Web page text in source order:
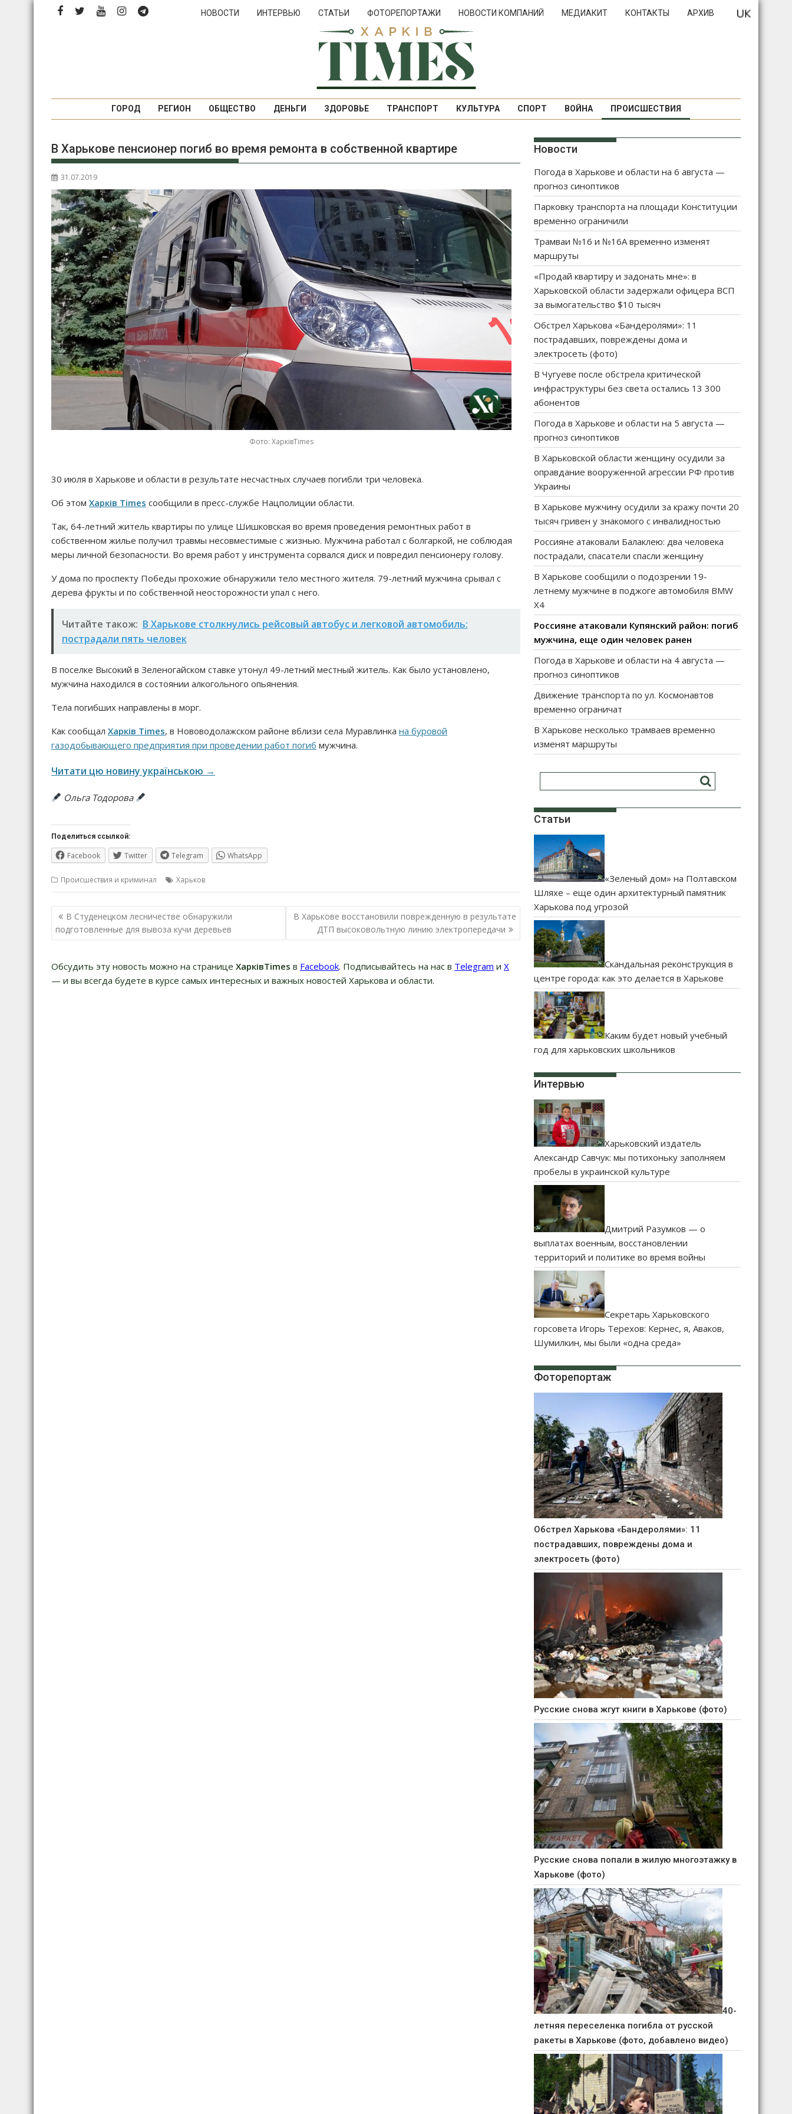
Перейти
НОВОСТИ ИНТЕРВЬЮ СТАТЬИ ФОТОРЕПОРТАЖИ НОВОСТИ КОМПАНИЙ МЕДИАКИТ КОНТАКТЫ АРХИВ
ГОРОД РЕГИОН ОБЩЕСТВО ДЕНЬГИ ЗДОРОВЬЕ ТРАНСПОРТ КУЛЬТУРА СПОРТ ВОЙНА ПРОИСШЕСТВИЯ
В Харькове пенсионер погиб во время ремонта в собственной квартире
31.07.2019
Фото: ХарківTimes
30 июля в Харькове и области в результате несчастных случаев погибли три человека.
Об этом Харків Times сообщили в пресс-службе Нацполиции области.
Так, 64-летний житель квартиры по улице Шишковская во время проведения ремонтных работ в
собственном жилье получил травмы несовместимые с жизнью. Мужчина работал с болгаркой, не соблюдая
меры личной безопасности. Во время работ у инструмента сорвался диск и повредил пенсионеру голову.
У дома по проспекту Победы прохожие обнаружили тело местного жителя. 79-летний мужчина срывал с
дерева фрукты и по собственной неосторожности упал с него.
Читайте також: В Харькове столкнулись рейсовый автобус и легковой автомобиль:
пострадали пять человек
В поселке Высокий в Зеленогайском ставке утонул 49-летний местный житель. Как было установлено,
мужчина находился в состоянии алкогольного опьянения.
Тела погибших направлены в морг.
Как сообщал Харків Times, в Нововодолажском районе вблизи села Муравлинка на буровой
газодобывающего предприятия при проведении работ погиб мужчина.
Читати цю новину українською →
Ольга Тодорова
Поделиться ссылкой:
Facebook Twitter Telegram WhatsApp
Происшествия и криминал Харьков
Навигация
по
записям
В Студенецком лесничестве обнаружили
подготовленные для вывоза кучи деревьев
В Харькове восстановили поврежденную в результате
ДТП высоковольтную линию электропередачи
Обсудить эту новость можно на странице ХарківTimes в Facebook. Подписывайтесь на нас в Telegram и Х
— и вы всегда будете в курсе самых интересных и важных новостей Харькова и области.
Новости
Погода в Харькове и области на 6 августа —
прогноз синоптиков
Парковку транспорта на площади Конституции
временно ограничили
Трамваи №16 и №16А временно изменят
маршруты
«Продай квартиру и задонать мне»: в
Харьковской области задержали офицера ВСП
за вымогательство $10 тысяч
Обстрел Харькова «Бандеролями»: 11
пострадавших, повреждены дома и
электросеть (фото)
В Чугуеве после обстрела критической
инфраструктуры без света остались 13 300
абонентов
Погода в Харькове и области на 5 августа —
прогноз синоптиков
В Харьковской области женщину осудили за
оправдание вооруженной агрессии РФ против
Украины
В Харькове мужчину осудили за кражу почти 20
тысяч гривен у знакомого с инвалидностью
Россияне атаковали Балаклею: два человека
пострадали, спасатели спасли женщину
В Харькове сообщили о подозрении 19-
летнему мужчине в поджоге автомобиля BMW
X4
Россияне атаковали Купянский район: погиб
мужчина, еще один человек ранен
Погода в Харькове и области на 4 августа —
прогноз синоптиков
Движение транспорта по ул. Космонавтов
временно ограничат
В Харькове несколько трамваев временно
изменят маршруты
Статьи
«Зеленый дом» на Полтавском
Шляхе – еще один архитектурный памятник
Харькова под угрозой
Скандальная реконструкция в
центре города: как это делается в Харькове
Каким будет новый учебный
год для харьковских школьников
Интервью
Харьковский издатель
Александр Савчук: мы потихоньку заполняем
пробелы в украинской культуре
Дмитрий Разумков — о
выплатах военным, восстановлении
территорий и политике во время войны
Секретарь Харьковского
горсовета Игорь Терехов: Кернес, я, Аваков,
Шумилкин, мы были «одна среда»
Фоторепортаж
Обстрел Харькова «Бандеролями»: 11
пострадавших, повреждены дома и
электросеть (фото)
Русские снова жгут книги в Харькове (фото)
Русские снова попали в жилую многоэтажку в
Харькове (фото)
40-
летняя переселенка погибла от русской
ракеты в Харькове (фото, добавлено видео)